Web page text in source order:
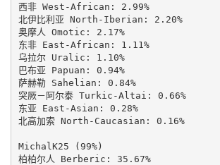
西非 West-African: 2.99%
北伊比利亚 North-Iberian: 2.20%
奥摩人 Omotic: 2.17%
东非 East-African: 1.11%
乌拉尔 Uralic: 1.10%
巴布亚 Papuan: 0.94%
萨赫勒 Sahelian: 0.84%
突厥－阿尔泰 Turkic-Altai: 0.66%
东亚 East-Asian: 0.28%
北高加索 North-Caucasian: 0.16%
MichalK25 (99%)
柏柏尔人 Berberic: 35.67%